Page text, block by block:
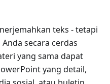
teks - tetapi
secara cerdas
yang sama dapat
yang detail,